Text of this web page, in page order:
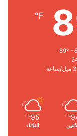
℉
℉
95
℉
الثلاثاء